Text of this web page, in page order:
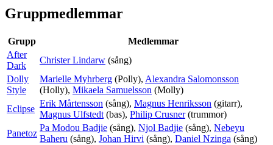
Gruppmedlemmar
Grupp
Medlemmar
After
Dark
Christer Lindarw (sång)
Dolly
Style
Marielle Myhrberg (Polly), Alexandra Salomonsson
(Holly), Mikaela Samuelsson (Molly)
Eclipse
Erik Mårtensson (sång), Magnus Henriksson (gitarr),
Magnus Ulfstedt (bas), Philip Crusner(trummor)
Panetoz
Pa Modou Badjie (sång), Njol Badjie (sång), Nebeyu
Baheru (sång), Johan Hirvi (sång), Daniel Nzinga (sång)